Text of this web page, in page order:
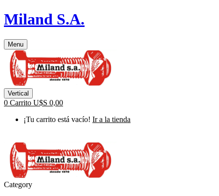
Miland S.A.
Menu
Vertical
0 Carrito U$S 0,00
¡Tu carrito está vacío! Ir a la tienda
Category